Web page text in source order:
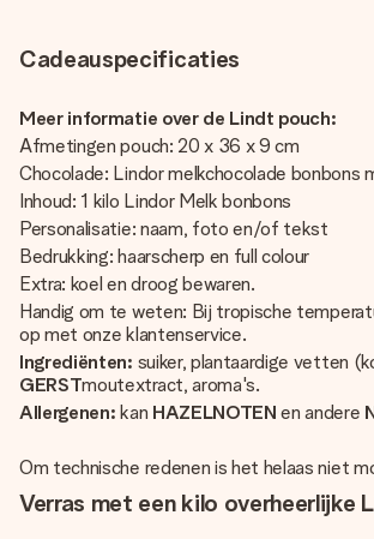
Cadeauspecificaties
Meer informatie over de Lindt pouch:
Afmetingen pouch: 20 x 36 x 9 cm
Chocolade: Lindor melkchocolade
Inhoud: 1 kilo Lindor Melk bonbons
Personalisatie: naam, foto en/of tekst
Bedrukking: haarscherp en full colour
Extra: koel en droog bewaren.
Handig om te weten: Bij tropische
op met onze klantenservice.
Ingrediënten: suiker, plantaardige vetten
GERSTmoutextract, aroma's.
Allergenen:kan HAZELNOTEN en andere
Om technische redenen is het helaas niet
Verras met een kilo